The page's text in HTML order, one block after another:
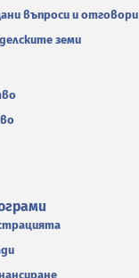
въпроси и отговори
земи